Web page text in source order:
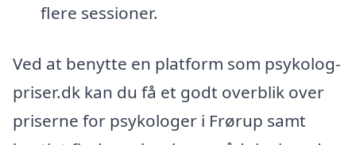
flere sessioner.
Ved at benytte en platform som psykolog-
priser.dk kan du få et godt overblik over
priserne for psykologer i Frørup samt